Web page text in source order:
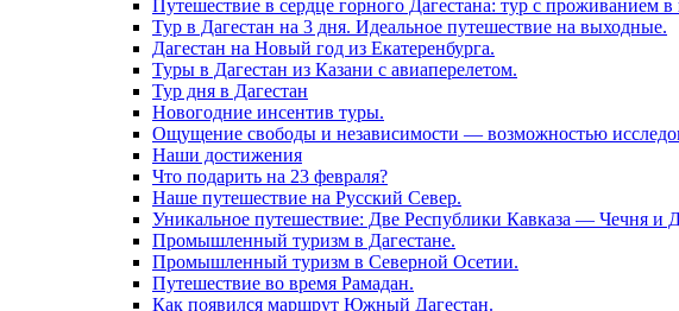
Путешествие в сердце горного Дагестана: тур с проживанием в
Тур в Дагестан на 3 дня. Идеальное путешествие на выходные.
Дагестан на Новый год из Екатеренбурга.
Туры в Дагестан из Казани с авиаперелетом.
Тур дня в Дагестан
Новогодние инсентив туры.
Ощущение свободы и независимости — возможностью
Наши достижения
Что подарить на 23 февраля?
Наше путешествие на Русский Север.
Уникальное путешествие: Две Республики Кавказа — Чечня и
Промышленный туризм в Дагестане.
Промышленный туризм в Северной Осетии.
Путешествие во время Рамадан.
Как появился маршрут Южный Дагестан.